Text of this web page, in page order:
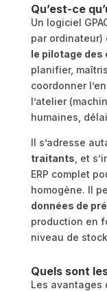
Qu’est-ce
Un logiciel
par ordinateur)
le pilotage
planifier,
coordonner
l’atelier
humaines,
Il s’adresse
traitants , et
ERP complet
homogène. Il
données de
production en
niveau de
Quels sont
Les avantages